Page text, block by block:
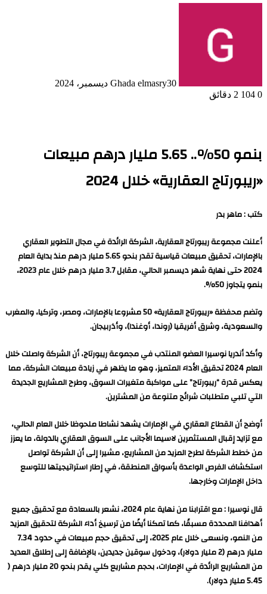
Ghada elmasry30 ديسمبر، 2024
0
2 دقائق
بنمو 50%.. 5.65 مليار درهم مبيعات
«ريبورتاج العقارية» خلال 2024
كتب : ماهر بدر
أعلنت مجموعة ريبورتاج العقارية، الشركة الرائدة في مجال التطوير العقاري
بالإمارات، تحقيق مبيعات قياسية تقدر بنحو 5.65 مليار درهم منذ بداية العام
2024 حتى نهاية شهر ديسمبر الحالي، مقابل 3.7 مليار درهم خلال عام 2023،
بنمو يتجاوز 50%.
وتضم محفظة «ريبورتاج العقارية» 50 مشروعا بالإمارات، ومصر، وتركيا، والمغرب
والسعودية، وشرق أفريقيا (روندا، أوغندا)، وأذربيجان.
وأكد أندريا نوسيرا العضو المنتدب في مجموعة ريبورتاج، أن الشركة واصلت خلال
العام 2024 تحقيق الأداء المتميز، وهو ما يظهر في زيادة مبيعات الشركة، مما
يعكس قدرة “ريبورتاج” على مواكبة متغيرات السوق، وطرح المشاريع الجديدة
التي تلبي متطلبات شرائح متنوعة من المشترين.
أوضح أن القطاع العقاري في الإمارات يشهد نشاطا ملحوظا خلال العام الحالي،
مع تزايد إقبال المستثمرين لاسيما الأجانب على السوق العقاري بالدولة، ما يعزز
من خطط الشركة لطرح المزيد من المشاريع، مشيرا إلى أن الشركة تواصل
استكشاف الفرص الواعدة بأسواق المنطقة، في إطار استراتيجيتها للتوسع
داخل الإمارات وخارجها.
قال نوسيرا : مع اقترابنا من نهاية عام 2024، نشعر بالسعادة مع تحقيق جميع
أهدافنا المحددة مسبقًا، كما تمكنا أيضًا من ترسيخ أداء الشركة لتحقيق المزيد
من النمو، ونسعى خلال عام 2025، إلى تحقيق حجم مبيعات في حدود 7.34
مليار درهم (2 مليار دولار)، ودخول سوقين جديدين، بالإضافة إلى إطلاق العديد
من المشاريع الرائدة في الإمارات، بحجم مشاريع كلي يقدر بنحو 20 مليار درهم (
5.45 مليار دولار).